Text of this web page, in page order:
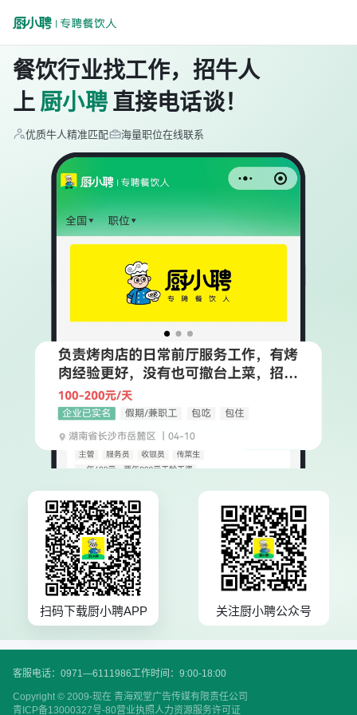
餐饮行业找工作，招牛人
上 厨小聘 直接电话谈！
优质牛人精准匹配 海量职位在线联系
扫码下载厨小聘APP 关注厨小聘公众号
客服电话：0971—6111986工作时间：9:00-18:00
Copyright © 2009-现在 青海观堂广告传媒有限责任公司
青ICP备13000327号-80营业执照人力资源服务许可证